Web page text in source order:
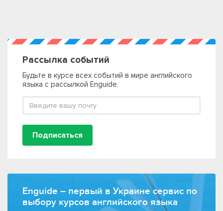
Рассылка событий
Будьте в курсе всех событий в мире английского
языка с рассылкой Enguide.
Подписаться
Enguide – первый в Украине сервис по
выбору курсов английского языка